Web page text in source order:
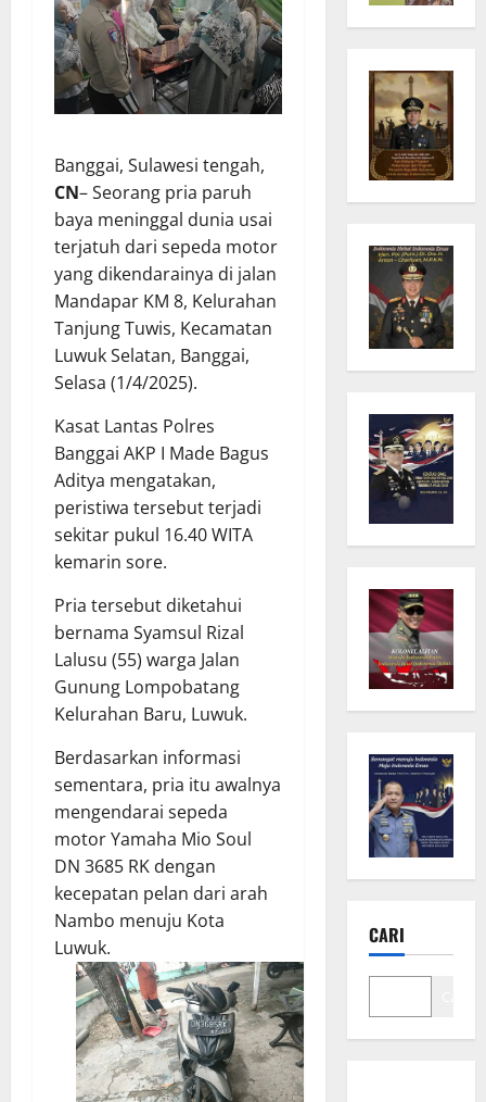
Banggai, Sulawesi tengah,
CN– Seorang pria paruh
baya meninggal dunia usai
terjatuh dari sepeda motor
yang dikendarainya di jalan
Mandapar KM 8, Kelurahan
Tanjung Tuwis, Kecamatan
Luwuk Selatan, Banggai,
Selasa (1/4/2025).
Kasat Lantas Polres
Banggai AKP I Made Bagus
Aditya mengatakan,
peristiwa tersebut terjadi
sekitar pukul 16.40 WITA
kemarin sore.
Pria tersebut diketahui
bernama Syamsul Rizal
Lalusu (55) warga Jalan
Gunung Lompobatang
Kelurahan Baru, Luwuk.
Berdasarkan informasi
sementara, pria itu awalnya
mengendarai sepeda
motor Yamaha Mio Soul
DN 3685 RK dengan
kecepatan pelan dari arah
Nambo menuju Kota
Luwuk.
CARI